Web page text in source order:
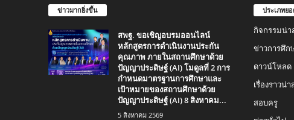
ข่าวมากยิ่งขึ้น
สพฐ. ขอเชิญอบรมออนไลน์
หลักสูตรการดำเนินงานประกัน
คุณภาพ ภายในสถานศึกษาด้วย
ปัญญาประดิษฐ์ (AI) โมดูลที่ 2 การ
กำหนดมาตรฐานการศึกษาและ
เป้าหมายของสถานศึกษาด้วย
ปัญญาประดิษฐ์ (AI) 8 สิงหาคม...
5 สิงหาคม 2569
ประเภทย
กิจกรรมน่า
ข่าวการศึก
ดาวน์โหลด
เรื่องราวน่า
สอบครู